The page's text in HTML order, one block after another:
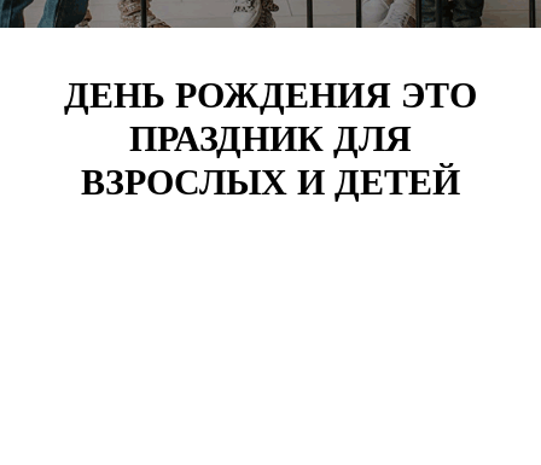
ДЕНЬ РОЖДЕНИЯ ЭТО
ПРАЗДНИК ДЛЯ
ВЗРОСЛЫХ И ДЕТЕЙ